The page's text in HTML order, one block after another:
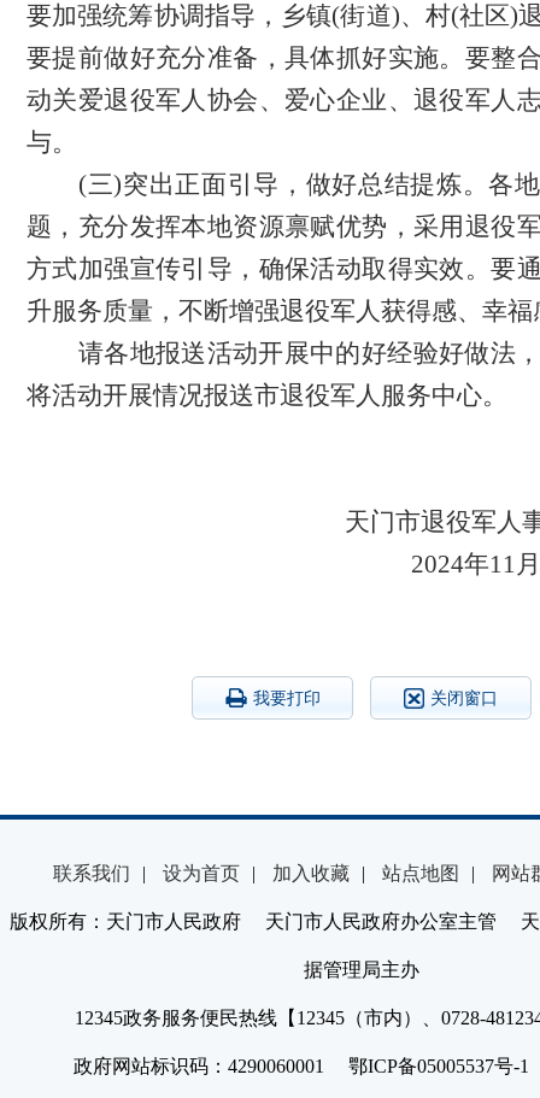
要加强统筹协调指导，乡镇(街道)、村(社区)
要提前做好充分准备， 具体抓好实施。要整
动关爱退役军人协会、爱心企业、退役军人
与。
(三)突出正面引导 ，做好总结提炼。各
题，充分发挥本地资源禀赋优势，采用退役
方式加强宣传引导 ，确保活动取得实效。要
升服务质量，不断增强退役军人获得感、幸
请各地报送活动开展中的好经验好做法
将活动开展情况报送市退役军人服务中心。
天门市退役军人
2024
我要打印 关闭窗口
联系我们 | 设为首页 | 加入收藏 | 站点地图 | 网站
版权所有：天门市人民政府 天门市人民政府办公室主管 天
据管理局主办
12345政务服务便民热线【12345（市内）、0728-
政府网站标识码：4290060001 鄂ICP备05005537号